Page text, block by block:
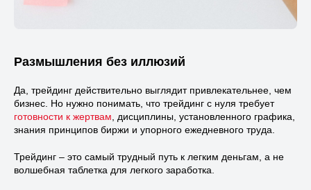
Размышления без иллюзий
Да, трейдинг действительно выглядит привлекательнее, чем
бизнес. Но нужно понимать, что трейдинг с нуля требует
готовности к жертвам , дисциплины, установленного графика,
знания принципов биржи и упорного ежедневного труда.
Трейдинг – это самый трудный путь к легким деньгам, а не
волшебная таблетка для легкого заработка.